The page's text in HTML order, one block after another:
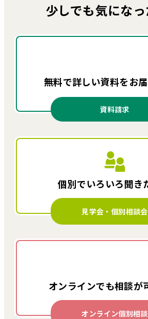
少しでも気にな
無料で詳しい資料をお
資料請求
個別でいろいろ聞き
見学会・個別相談会
オンラインでも相談が
オンライン個別相談